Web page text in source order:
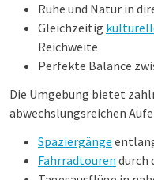
Ruhe und Natur in
Gleichzeitig
Reichweite
Perfekte Balance
Die Umgebung bietet
abwechslungsreichen
Spaziergänge
Fahrradtouren durch